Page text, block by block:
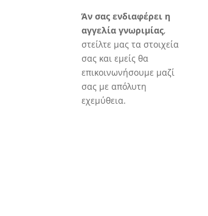
Άν σας ενδιαφέρει η
αγγελία γνωριμίας,
στείλτε μας τα στοιχεία
σας και εμείς θα
επικοινωνήσουμε μαζί
σας με απόλυτη
εχεμύθεια.